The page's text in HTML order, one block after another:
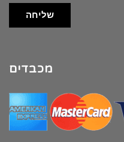
שליחה
מכבדים